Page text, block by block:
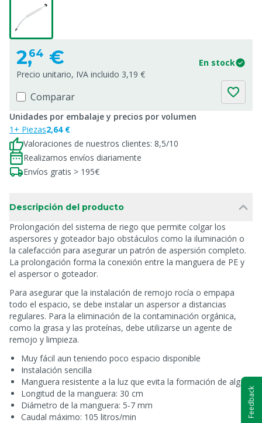
2,64 €
En stock
Precio unitario, IVA incluido 3,19 €
Comparar
Unidades por embalaje y precios por volumen
1+ Piezas2,64 €
Valoraciones de nuestros clientes: 8,5/10
Realizamos envíos diariamente
Envíos gratis > 195€
Descripción del producto
Prolongación del sistema de riego que permite colgar los
aspersores y goteador bajo obstáculos como la iluminación o
la calefacción para asegurar un patrón de aspersión completo.
La prolongación forma la conexión entre la manguera de PE y
el aspersor o goteador.
Para asegurar que la instalación de remojo rocía o empapa
todo el espacio, se debe instalar un aspersor a distancias
regulares. Para la eliminación de la contaminación orgánica,
como la grasa y las proteínas, debe utilizarse un agente de
remojo y limpieza.
Muy fácil aun teniendo poco espacio disponible
Instalación sencilla
Manguera resistente a la luz que evita la formación de algas
Longitud de la manguera: 30 cm
Diámetro de la manguera: 5-7 mm
Caudal máximo: 105 litros/min
Feedback